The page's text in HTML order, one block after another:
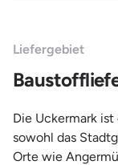
Liefergebiet
Die Uckermark
sowohl das
Orte wie